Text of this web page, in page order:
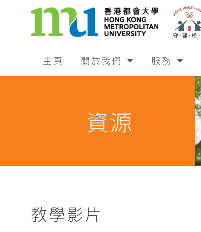
主頁 關於我們 服務
資源
教學影片